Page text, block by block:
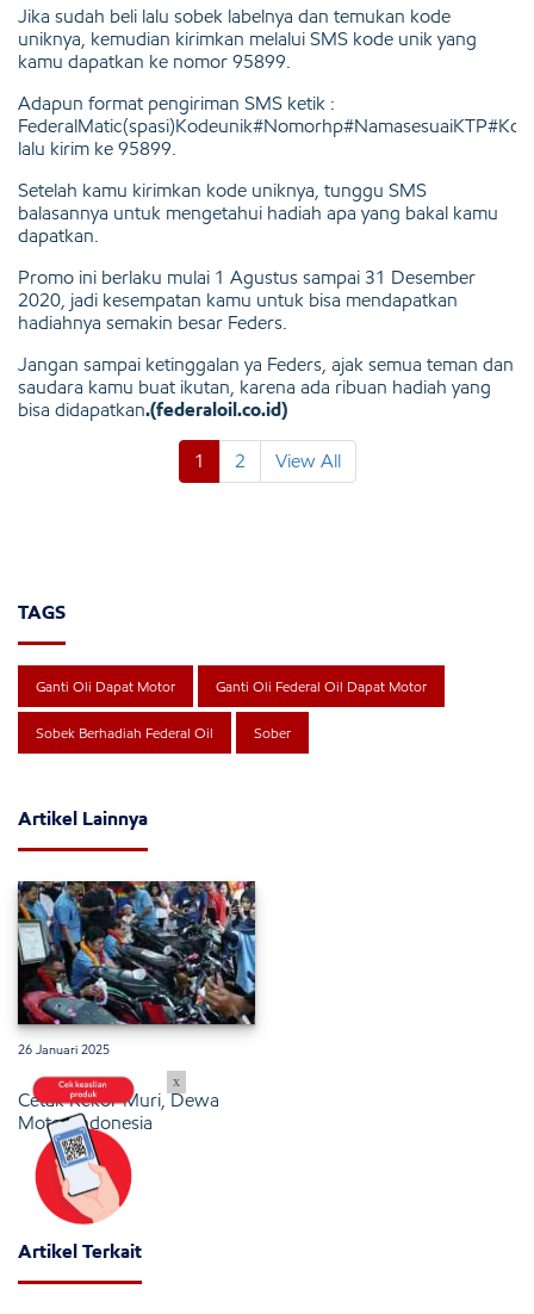
Jika sudah beli lalu sobek labelnya dan temukan kode
uniknya, kemudian kirimkan melalui SMS kode unik yang
kamu dapatkan ke nomor 95899.
Adapun format pengiriman SMS ketik :
lalu kirim ke 95899.
Setelah kamu kirimkan kode uniknya, tunggu SMS
balasannya untuk mengetahui hadiah apa yang bakal kamu
dapatkan.
Promo ini berlaku mulai 1 Agustus sampai 31 Desember
2020, jadi kesempatan kamu untuk bisa mendapatkan
hadiahnya semakin besar Feders.
Jangan sampai ketinggalan ya Feders, ajak semua teman dan
saudara kamu buat ikutan, karena ada ribuan hadiah yang
bisa didapatkan.(federaloil.co.id)
1 2 View All
TAGS
Ganti Oli Dapat Motor Ganti Oli Federal Oil Dapat Motor
Sobek Berhadiah Federal Oil Sober
Artikel Lainnya
26 Januari 2025
Cetak Rekor Muri, Dewa
Motor Indonesia
Artikel Terkait
x